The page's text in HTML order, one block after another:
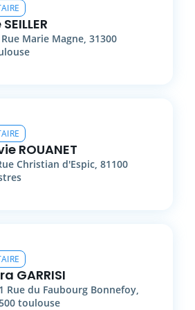
SEILLER
Rue Marie Magne, 31300
ROUANET
Christian d'Espic, 81100
GARRISI
Rue du Faubourg Bonnefoy,
toulouse